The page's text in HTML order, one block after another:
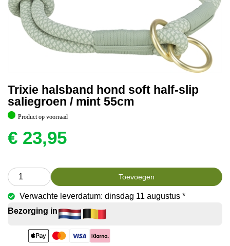
Trixie halsband hond soft half-slip
saliegroen / mint 55cm
Product op voorraad
€ 23,95
Toevoegen
Verwachte leverdatum: dinsdag 11 augustus *
Bezorging in